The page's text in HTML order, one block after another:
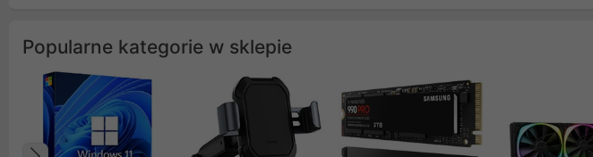
Popularne kategorie w sklepie